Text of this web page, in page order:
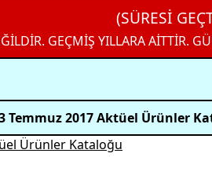
(SÜRESİ
GEÇMİŞ YILLARA AİTTİR.
Temmuz 2017 Aktüel Ürünler